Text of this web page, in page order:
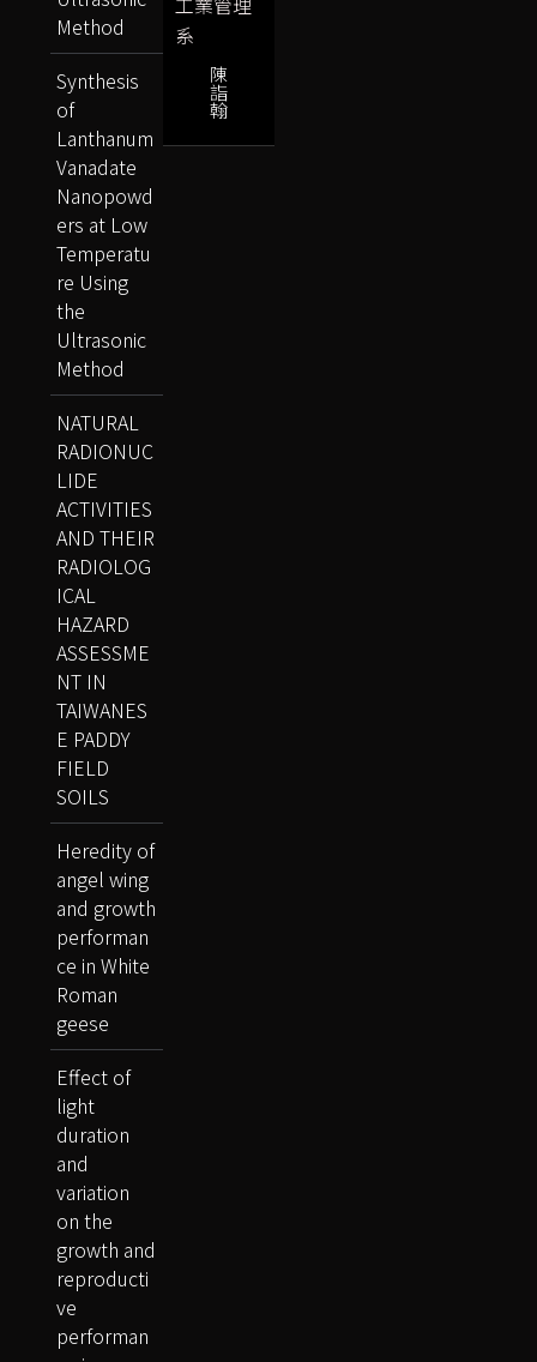
系
陳
詣
翰
Method
Synthesis
of
Lanthanum
Vanadate
Nanopowd
ers at Low
Temperatu
re Using
the
Ultrasonic
Method
NATURAL
RADIONUC
LIDE
ACTIVITIES
AND THEIR
RADIOLOG
ICAL
HAZARD
ASSESSME
NT IN
TAIWANES
E PADDY
FIELD
SOILS
Heredity of
angel wing
and growth
performan
ce in White
Roman
geese
Effect of
light
duration
and
variation
on the
growth and
reproducti
ve
performan